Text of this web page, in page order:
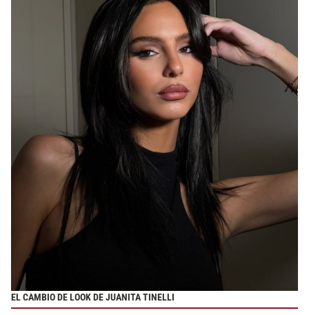
EL CAMBIO DE LOOK DE JUANITA TINELLI